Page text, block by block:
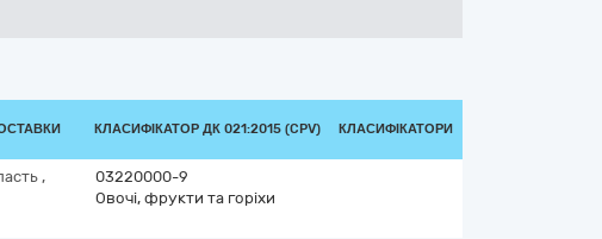
КЛАСИФІКАТОР ДК 021:2015 (CPV) КЛАСИФІКАТОРИ
,
03220000-9
Овочі, фрукти та горіхи